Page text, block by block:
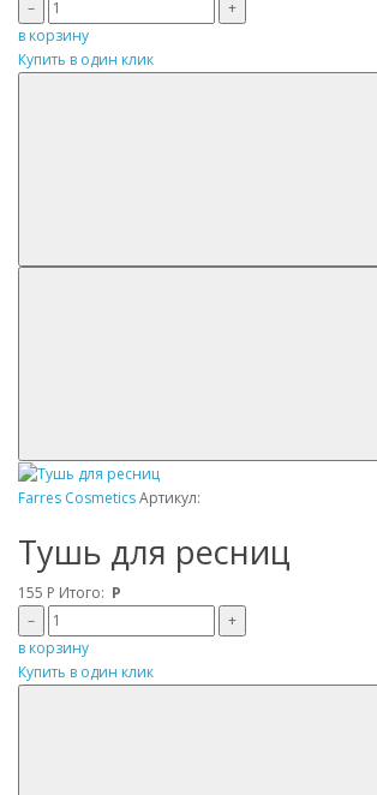
–
+
в корзину
Купить в один клик
Farres CosmeticsАртикул:
Тушь для ресниц
155 Р Итого: Р
–
+
в корзину
Купить в один клик